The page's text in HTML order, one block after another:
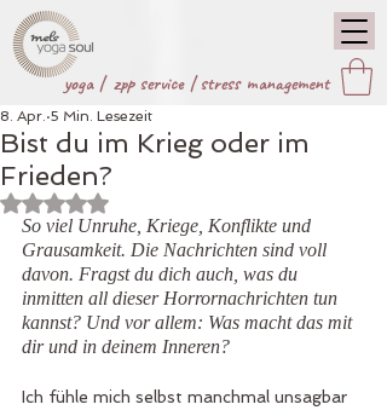
yoga | zpp service|stress management
Bist du im Krieg oder im
Frieden?
8. Apr. 5 Min. Lesezeit
Mit NaN von 5 Sternen bewertet.
So viel Unruhe, Kriege, Konflikte und
Grausamkeit. Die Nachrichten sind voll
davon. Fragst du dich auch, was du
inmitten all dieser Horrornachrichten tun
kannst? Und vor allem: Was macht das mit
dir und in deinem Inneren?
Ich fühle mich selbst manchmal unsagbar